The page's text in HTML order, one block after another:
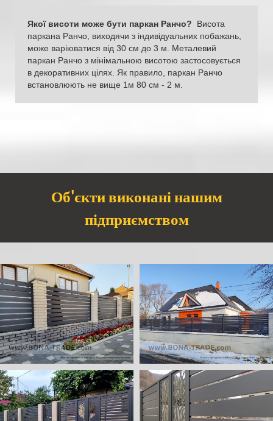
Якої висоти може бути паркан Ранчо?
Висота
паркана Ранчо, виходячи з індивідуальних побажань,
може варіюватися від 30 см до 3 м. Металевий
паркан Ранчо з мінімальною висотою застосовується
в декоративних цілях. Як правило, паркан Ранчо
встановлюють не вище 1м 80 см - 2 м.
Об'єкти виконані нашим
підприємством